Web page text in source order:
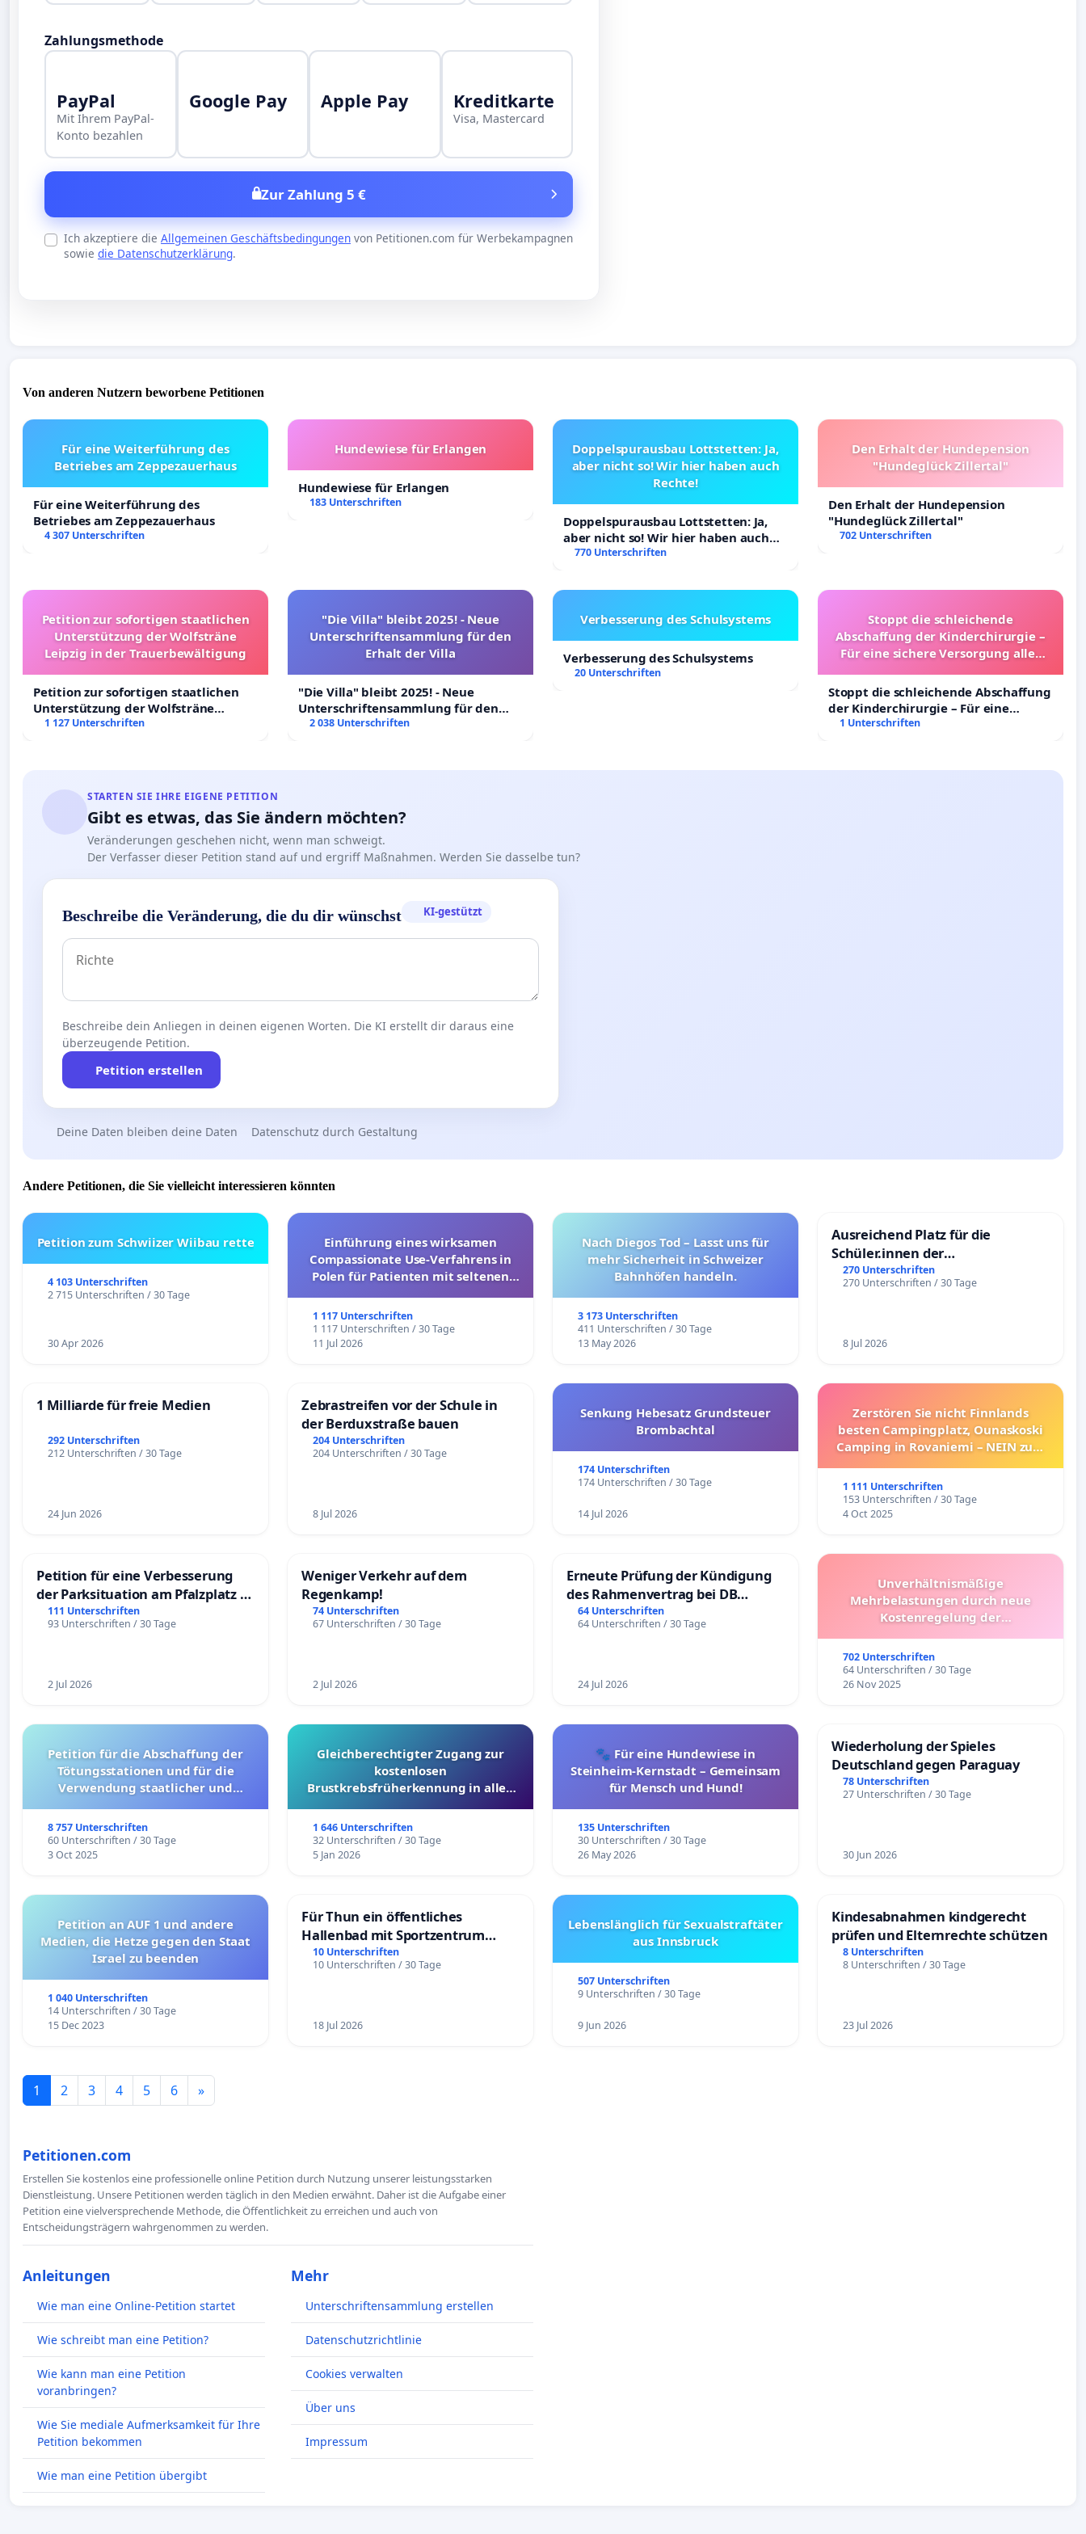
Zahlungsmethode
PayPal
Mit Ihrem PayPal-
Konto bezahlen
Google Pay Apple Pay Kreditkarte
Visa, Mastercard
Zur Zahlung 5 €
Ich akzeptiere die Allgemeinen Geschäftsbedingungen von Petitionen.com für Werbekampagnen
sowie die Datenschutzerklärung.
Von anderen Nutzern beworbene Petitionen
Für eine Weiterführung des
Betriebes am Zeppezauerhaus
Für eine Weiterführung des
Betriebes am Zeppezauerhaus
4 307 Unterschriften
Hundewiese für Erlangen
Hundewiese für Erlangen
183 Unterschriften
Doppelspurausbau Lottstetten: Ja,
aber nicht so! Wir hier haben auch
Rechte!
Doppelspurausbau Lottstetten: Ja,
aber nicht so! Wir hier haben auch
Rechte!
770 Unterschriften
Den Erhalt der Hundepension
"Hundeglück Zillertal"
Den Erhalt der Hundepension
"Hundeglück Zillertal"
702 Unterschriften
Petition zur sofortigen staatlichen
Unterstützung der Wolfsträne
Leipzig in der Trauerbewältigung
Petition zur sofortigen staatlichen
Unterstützung der Wolfsträne
Leipzig in der Trauerbewältigung
1 127 Unterschriften
"Die Villa" bleibt 2025! - Neue
Unterschriftensammlung für den
Erhalt der Villa
"Die Villa" bleibt 2025! - Neue
Unterschriftensammlung für den
Erhalt der Villa
2 038 Unterschriften
Verbesserung des Schulsystems
Verbesserung des Schulsystems
20 Unterschriften
Stoppt die schleichende
Abschaffung der Kinderchirurgie –
Für eine sichere Versorgung aller
Stoppt die schleichende Abschaffung
der Kinderchirurgie – Für eine
sichere Versorgung aller Kinder in
1 Unterschriften
STARTEN SIE IHRE EIGENE PETITION
Gibt es etwas, das Sie ändern möchten?
Veränderungen geschehen nicht, wenn man schweigt.
Der Verfasser dieser Petition stand auf und ergriff Maßnahmen. Werden Sie dasselbe tun?
Beschreibe die Veränderung, die du dir wünschst KI-gestützt
Beschreibe dein Anliegen in deinen eigenen Worten. Die KI erstellt dir daraus eine
überzeugende Petition.
Petition erstellen
Deine Daten bleiben deine Daten Datenschutz durch Gestaltung
Andere Petitionen, die Sie vielleicht interessieren könnten
Petition zum Schwiizer Wiibau rette
4 103 Unterschriften
2 715 Unterschriften / 30 Tage
30 Apr 2026
Einführung eines wirksamen
Compassionate Use-Verfahrens in
Polen für Patienten mit seltenen
1 117 Unterschriften
1 117 Unterschriften / 30 Tage
11 Jul 2026
Nach Diegos Tod – Lasst uns für
mehr Sicherheit in Schweizer
Bahnhöfen handeln.
3 173 Unterschriften
411 Unterschriften / 30 Tage
13 May 2026
Ausreichend Platz für die
Schüler.innen der
Schönbergschule
270 Unterschriften
270 Unterschriften / 30 Tage
8 Jul 2026
1 Milliarde für freie Medien
292 Unterschriften
212 Unterschriften / 30 Tage
24 Jun 2026
Zebrastreifen vor der Schule in
der Berduxstraße bauen
204 Unterschriften
204 Unterschriften / 30 Tage
8 Jul 2026
Senkung Hebesatz Grundsteuer
Brombachtal
174 Unterschriften
174 Unterschriften / 30 Tage
14 Jul 2026
Zerstören Sie nicht Finnlands
besten Campingplatz, Ounaskoski
Camping in Rovaniemi – NEIN zum
1 111 Unterschriften
153 Unterschriften / 30 Tage
4 Oct 2025
Petition für eine Verbesserung
der Parksituation am Pfalzplatz in
Mannheim
111 Unterschriften
93 Unterschriften / 30 Tage
2 Jul 2026
Weniger Verkehr auf dem
Regenkamp!
74 Unterschriften
67 Unterschriften / 30 Tage
2 Jul 2026
Erneute Prüfung der Kündigung
des Rahmenvertrag bei DB
Fahrwegdienste Gmbh
64 Unterschriften
64 Unterschriften / 30 Tage
24 Jul 2026
Unverhältnismäßige
Mehrbelastungen durch neue
Kostenregelung der
Überprüfung und Alternativen
702 Unterschriften
64 Unterschriften / 30 Tage
26 Nov 2025
Petition für die Abschaffung der
Tötungsstationen und für die
Verwendung staatlicher und
8 757 Unterschriften
60 Unterschriften / 30 Tage
3 Oct 2025
Gleichberechtigter Zugang zur
kostenlosen
Brustkrebsfrüherkennung in allen
1 646 Unterschriften
32 Unterschriften / 30 Tage
5 Jan 2026
🐾 Für eine Hundewiese in
Steinheim-Kernstadt – Gemeinsam
für Mensch und Hund!
135 Unterschriften
30 Unterschriften / 30 Tage
26 May 2026
Wiederholung der Spieles
Deutschland gegen Paraguay
78 Unterschriften
27 Unterschriften / 30 Tage
30 Jun 2026
Petition an AUF 1 und andere
Medien, die Hetze gegen den Staat
Israel zu beenden
1 040 Unterschriften
14 Unterschriften / 30 Tage
15 Dec 2023
Für Thun ein öffentliches
Hallenbad mit Sportzentrum
schaffen
10 Unterschriften
10 Unterschriften / 30 Tage
18 Jul 2026
Lebenslänglich für Sexualstraftäter
aus Innsbruck
507 Unterschriften
9 Unterschriften / 30 Tage
9 Jun 2026
Kindesabnahmen kindgerecht
prüfen und Elternrechte schützen
8 Unterschriften
8 Unterschriften / 30 Tage
23 Jul 2026
1 2 3 4 5 6 »
Petitionen.com
Erstellen Sie kostenlos eine professionelle online Petition durch Nutzung unserer leistungsstarken
Dienstleistung. Unsere Petitionen werden täglich in den Medien erwähnt. Daher ist die Aufgabe einer
Petition eine vielversprechende Methode, die Öffentlichkeit zu erreichen und auch von
Entscheidungsträgern wahrgenommen zu werden.
Anleitungen
Wie man eine Online-Petition startet
Wie schreibt man eine Petition?
Wie kann man eine Petition
voranbringen?
Wie Sie mediale Aufmerksamkeit für Ihre
Petition bekommen
Wie man eine Petition übergibt
Mehr
Unterschriftensammlung erstellen
Datenschutzrichtlinie
Cookies verwalten
Über uns
Impressum